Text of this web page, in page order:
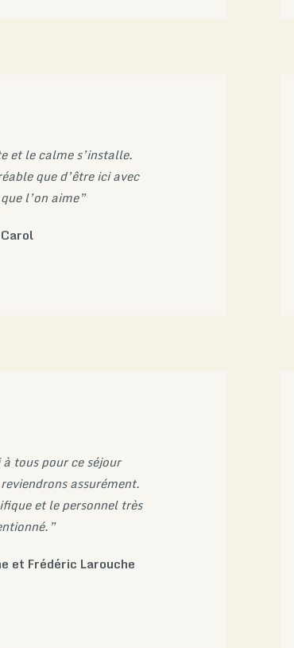
et le calme s’installe.
que d’être ici avec
l’on aime”
Carol
tous pour ce séjour
assurément.
et le personnel très
et Frédéric Larouche